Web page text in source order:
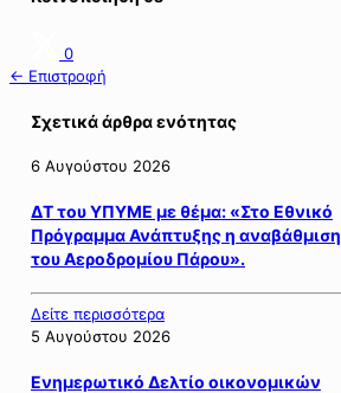
0
← Επιστροφή
Σχετικά άρθρα ενότητας
6 Αυγούστου 2026
ΔΤ του ΥΠΥΜΕ με θέμα: «Στο Εθνικό
Πρόγραμμα Ανάπτυξης η αναβάθμιση
του Αεροδρομίου Πάρου».
Δείτε περισσότερα
5 Αυγούστου 2026
Ενημερωτικό Δελτίο οικονομικών